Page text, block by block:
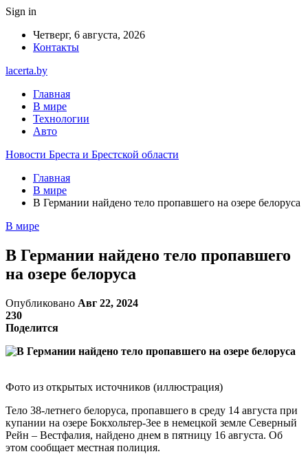
Sign in
Четверг, 6 августа, 2026
Контакты
lacerta.by
Главная
В мире
Технологии
Авто
Новости Бреста и Брестской области
Главная
В мире
В Германии найдено тело пропавшего на озере белоруса
В мире
В Германии найдено тело пропавшего
на озере белоруса
Опубликовано Авг 22, 2024
230
Поделится
Фото из открытых источников (иллюстрация)
Тело 38-летнего белоруса, пропавшего в среду 14 августа при
купании на озере Бокхольтер-Зее в немецкой земле Северный
Рейн – Вестфалия, найдено днем в пятницу 16 августа. Об
этом сообщает местная полиция.